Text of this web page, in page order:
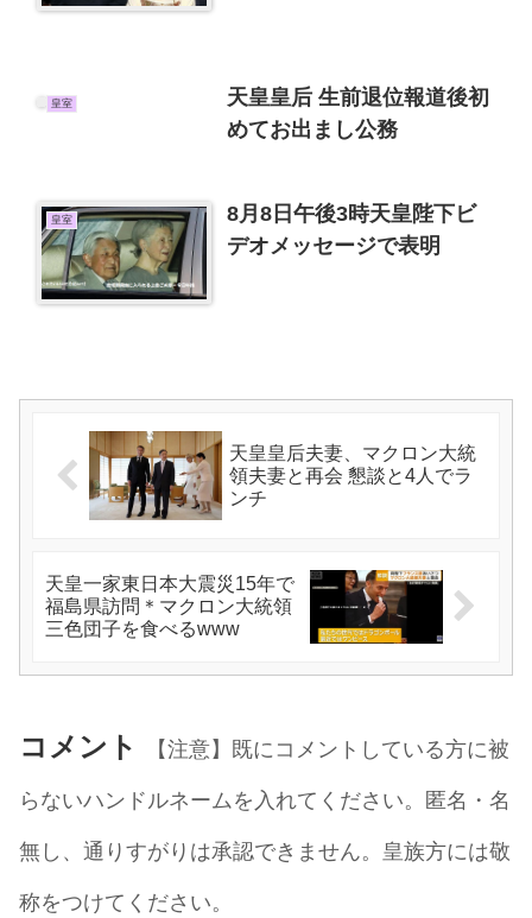
皇室
天皇皇后 生前退位報道後初
めてお出まし公務
皇室
8月8日午後3時天皇陛下ビ
デオメッセージで表明
天皇皇后夫妻、マクロン大統
領夫妻と再会 懇談と4人でラ
ンチ
天皇一家東日本大震災15年で
福島県訪問＊マクロン大統領
三色団子を食べるwww
コメント
【注意】既にコメントしている方に被
らないハンドルネームを入れてください。匿名・名
無し、通りすがりは承認できません。皇族方には敬
称をつけてください。